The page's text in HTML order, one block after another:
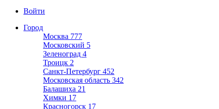
Войти
Город
Москва 777
Московский 5
Зеленоград 4
Троицк 2
Санкт-Петербург 452
Московская область 342
Балашиха 21
Химки 17
Красногорск 17